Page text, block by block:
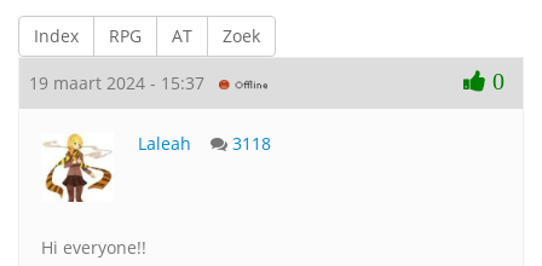
Index RPG AT Zoek
19 maart 2024 - 15:37 0
Laleah 3118
Hi everyone!!